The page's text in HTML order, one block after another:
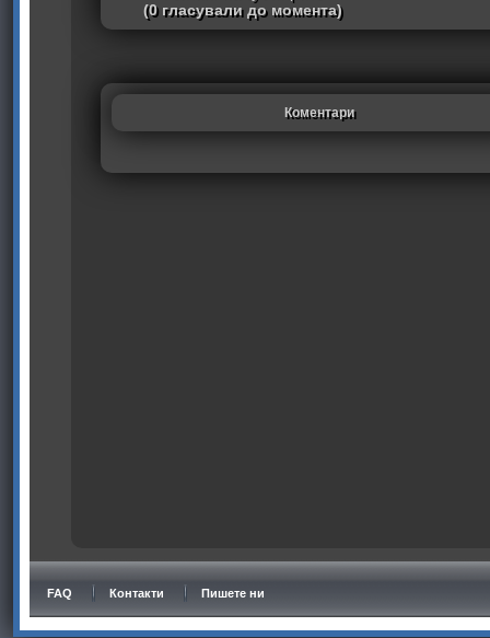
(0 гласували до момента)
Коментари
FAQ Контакти Пишете ни